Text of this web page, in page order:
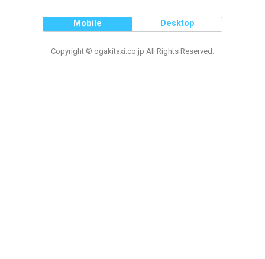
Mobile Desktop
Copyright © ogakitaxi.co.jp All Rights Reserved.